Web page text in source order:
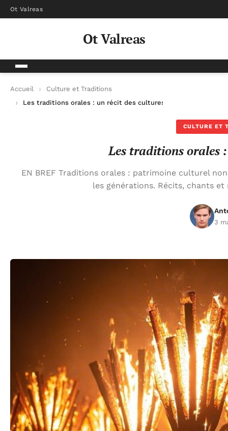
Ot Valreas
Ot Valreas
Accueil
Culture et Traditions
Les traditions orales : un récit des cultures
CULTURE ET
Les traditions orales
EN BREF Traditions orales : patrimoine culturel
les générations. Récits, chants
3